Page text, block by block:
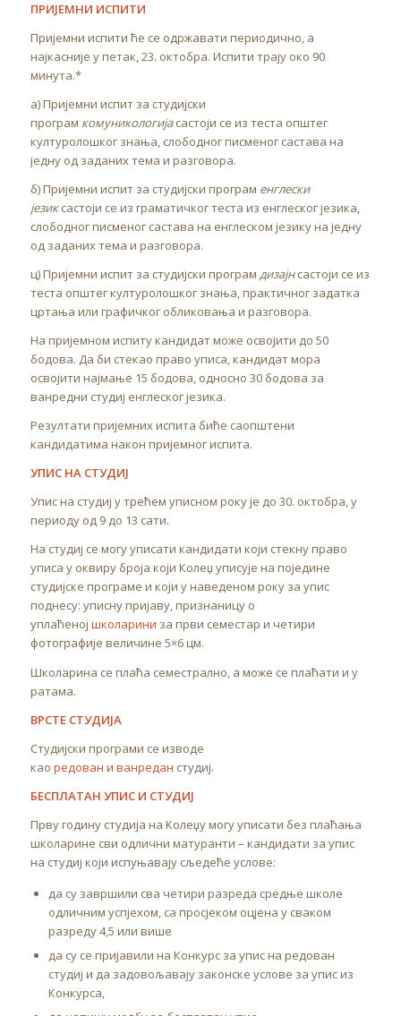
ПРИЈЕМНИ ИСПИТИ
Пријемни испити ће се одржавати периодично, а
најкасније у петак, 23. октобра. Испити трају око 90
минута.*
а) Пријемни испит за студијски
програм комуникологијасастоји се из теста општег
културолошког знања, слободног писменог састава на
једну од заданих тема и разговора.
б) Пријемни испит за студијски програм енглески
језиксастоји се из граматичког теста из енглеског језика,
слободног писменог састава на енглеском језику на једну
од заданих тема и разговора.
ц) Пријемни испит за студијски програм дизајн састоји се из
теста општег културолошког знања, практичног задатка
цртања или графичког обликовања и разговора.
На пријемном испиту кандидат може освојити до 50
бодова. Да би стекао право уписа, кандидат мора
освојити најмање 15 бодова, односно 30 бодова за
ванредни студиј енглеског језика.
Резултати пријемних испита биће саопштени
кандидатима након пријемног испита.
УПИС НА СТУДИЈ
Упис на студиј у трећем уписном року је до 30. октобра, у
периоду од 9 до 13 сати.
На студиј се могу уписати кандидати који стекну право
уписа у оквиру броја који Колеџ уписује на поједине
студијске програме и који у наведеном року за упис
поднесу: уписну пријаву, признаницу о
уплаћеној школарини за први семестар и четири
фотографије величине 5×6 цм.
Школарина се плаћа семестрално, а може се плаћати и у
ратама.
ВРСТЕ СТУДИЈА
Студијски програми се изводе
као редован и ванредан студиј.
БЕСПЛАТАН УПИС И СТУДИЈ
Прву годину студија на Колеџу могу уписати без плаћања
школарине сви одлични матуранти – кандидати за упис
на студиј који испуњавају сљедеће услове:
да су завршили сва четири разреда средње школе
одличним успјехом, са просјеком оцјена у сваком
разреду 4,5 или више
да су се пријавили на Конкурс за упис на редован
студиј и да задовољавају законске услове за упис из
Конкурса,